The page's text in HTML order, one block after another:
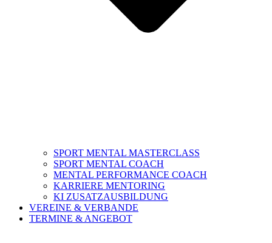
SPORT MENTAL MASTERCLASS
SPORT MENTAL COACH
MENTAL PERFORMANCE COACH
KARRIERE MENTORING
KI ZUSATZAUSBILDUNG
VEREINE & VERBANDE
TERMINE & ANGEBOT